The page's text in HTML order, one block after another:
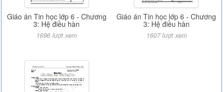
Giáo án Tin học lớp 6 - Chương
3: Hệ điều hàn
1696 lượt xem
Giáo án Tin học lớp 6 - Chương
3: Hệ điều hàn
1607 lượt xem